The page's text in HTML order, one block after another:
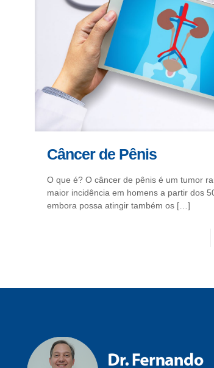
Câncer de Pênis
O que é? O câncer de pênis é um tumor
maior incidência em homens a partir dos
embora possa atingir também os[…]